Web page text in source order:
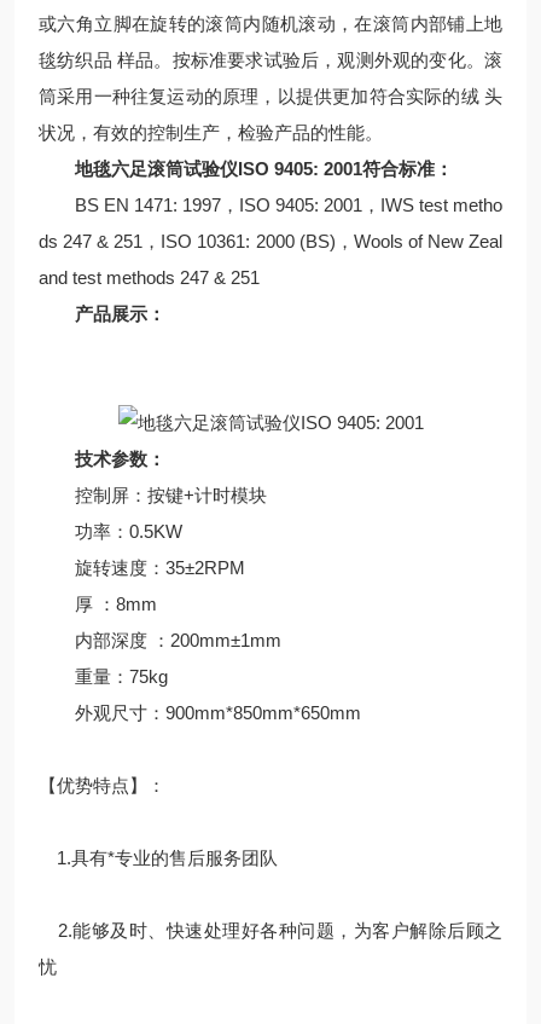
或六角立脚在旋转的滚筒内随机滚动，在滚筒内部铺上地
毯纺织品 样品。按标准要求试验后，观测外观的变化。滚
筒采用一种往复运动的原理，以提供更加符合实际的绒 头
状况，有效的控制生产，检验产品的性能。
地毯六足滚筒试验仪ISO 9405: 2001符合标准：
BS EN 1471: 1997，ISO 9405: 2001，IWS test metho
ds 247 & 251，ISO 10361: 2000 (BS)，Wools of New Zeal
and test methods 247 & 251
产品展示：
技术参数：
控制屏：按键+计时模块
功率：0.5KW
旋转速度：35±2RPM
厚 ：8mm
内部深度 ：200mm±1mm
重量：75kg
外观尺寸：900mm*850mm*650mm
【优势特点】：
1.具有*专业的售后服务团队
2.能够及时、快速处理好各种问题，为客户解除后顾之
忧